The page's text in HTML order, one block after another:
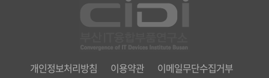
개인정보처리방침 이용약관 이메일무단수집거부